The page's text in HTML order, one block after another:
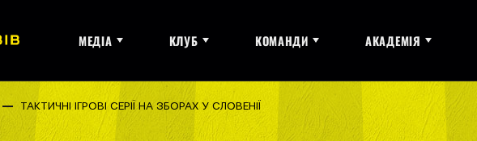
МЕДІА КЛУБ КОМАНДИ АКАДЕМІЯ
ТАКТИЧНІ ІГРОВІ СЕРІЇ НА ЗБОРАХ У СЛОВЕНІЇ